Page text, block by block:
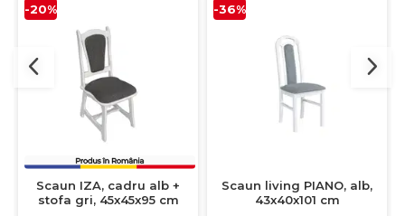
-20%
Scaun IZA, cadru alb +
stofa gri, 45x45x95 cm
-36%
Scaun living PIANO, alb,
43x40x101 cm